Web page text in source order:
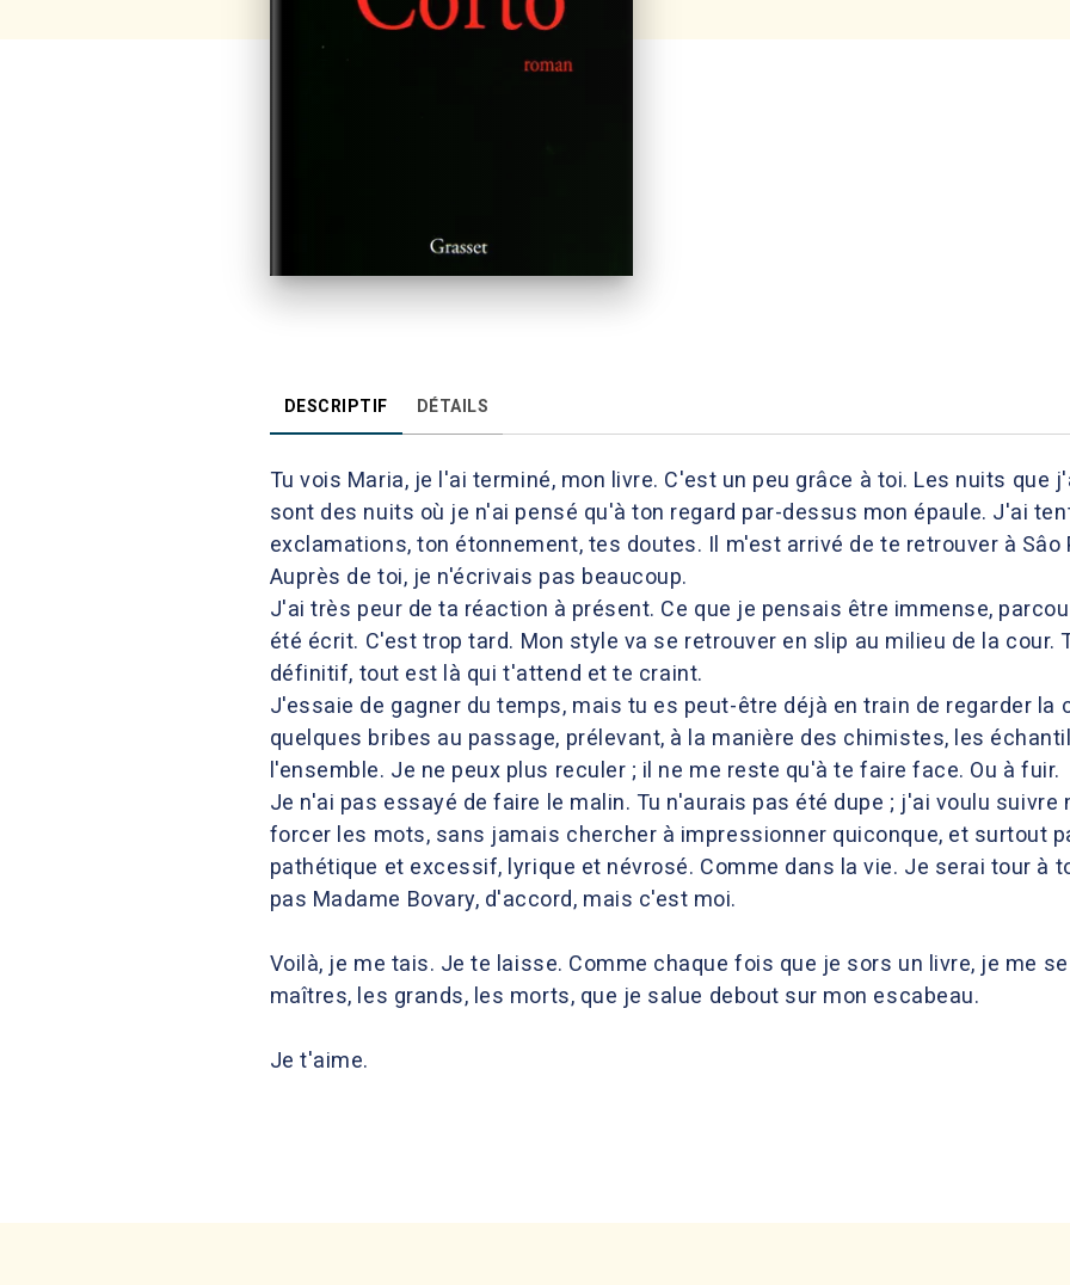
DESCRIPTIF DÉTAILS
Tu vois Maria, je l'ai terminé, mon livre. C'est un peu grâce à toi. Les nuits que
sont des nuits où je n'ai pensé qu'à ton regard par-dessus mon épaule. J'ai
exclamations, ton étonnement, tes doutes. Il m'est arrivé de te retrouver à Sâo
Auprès de toi, je n'écrivais pas beaucoup.
J'ai très peur de ta réaction à présent. Ce que je pensais être immense,
été écrit. C'est trop tard. Mon style va se retrouver en slip au milieu de la cour.
définitif, tout est là qui t'attend et te craint.
J'essaie de gagner du temps, mais tu es peut-être déjà en train de regarder la
quelques bribes au passage, prélevant, à la manière des chimistes, les
l'ensemble. Je ne peux plus reculer ; il ne me reste qu'à te faire face. Ou à fuir.
Je n'ai pas essayé de faire le malin. Tu n'aurais pas été dupe ; j'ai voulu
forcer les mots, sans jamais chercher à impressionner quiconque, et surtout
pathétique et excessif, lyrique et névrosé. Comme dans la vie. Je serai tour à
pas Madame Bovary, d'accord, mais c'est moi.
Voilà, je me tais. Je te laisse. Comme chaque fois que je sors un livre, je me
maîtres, les grands, les morts, que je salue debout sur mon escabeau.
Je t'aime.